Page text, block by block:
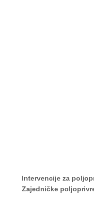
Intervencije za
Zajedničke